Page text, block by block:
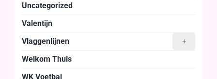
Uncategorized
Valentijn
+
Vlaggenlijnen
Welkom Thuis
WK Voetbal